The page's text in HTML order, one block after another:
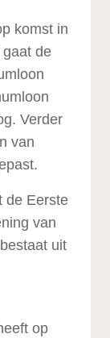
komst in
de
Verder
van
de Eerste
van
uit
op